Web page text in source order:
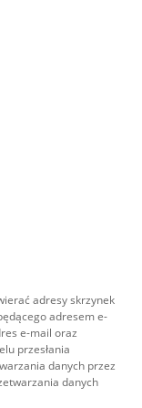
adresy skrzynek
adresem e-
e-mail oraz
przesłania
danych przez
danych